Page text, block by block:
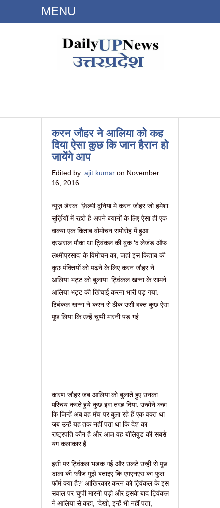
MENU
करन जौहर ने आलिया को कह
दिया ऐसा कुछ कि जान हैरान हो
जायेंगे आप
Edited by: ajit kumar on November
16, 2016.
न्यूज़ डेस्क: फ़िल्मी दुनिया में करन जौहर जो हमेशा
सुर्ख़ियों में रहते है अपने बयानों के लिए ऐसा ही एक
वाक्या एक किताब वोमोचन समोरोह में हुआ.
दरअसल मौका था ट्विंकल की बुक ‘द लेजंड ऑफ
लक्ष्मीप्रसाद’ के विमोचन का, जहां इस किताब की
कुछ पंक्तियों को पढ़ने के लिए करन जौहर ने
आलिया भट्ट को बुलाया. ट्विंकल खन्ना के सामने
आलिया भट्ट की खिंचाई करना भारी पड़ गया.
ट्विंकल खन्ना ने करन से ठीक उसी वक्त कुछ ऐसा
पूछ लिया कि उन्हें चुप्पी मारनी पड़ गई.
कारण जौहर जब आलिया को बुलाते हुए उनका
परिचय करते हुये कुछ इस तरह दिया. उन्होंने कहा
कि जिन्हें अब वह मंच पर बुला रहे हैं एक वक्त था
जब उन्हें यह तक नहीं पता था कि देश का
राष्ट्रपति कौन है और आज वह बॉलिवुड की सबसे
यंग कलाकार हैं.
इसी पर ट्विंकल भडक गई और उलटे उन्ही से पूछ
डाला की प्लीज़ मुझे बताइए कि एमएनएस का फुल
फॉर्म क्या है?’ आखिरकार करन को ट्विंकल के इस
सवाल पर चुप्पी मारनी पड़ी और इसके बाद ट्विंकल
ने आलिया से कहा, ‘देखो, इन्हें भी नहीं पता,